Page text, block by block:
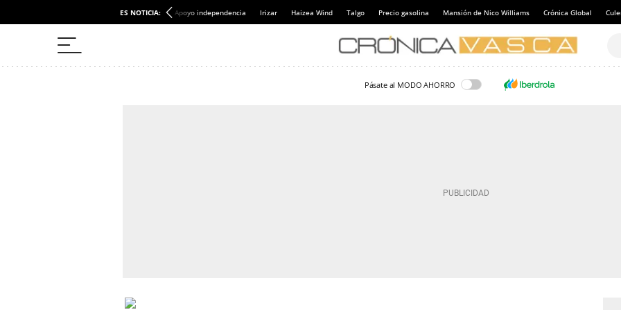
ES NOTICIA: Apoyo independencia Irizar Haizea Wind Talgo Precio gasolina Mansión de Nico Williams Crónica Global
Pásate al MODO AHORRO